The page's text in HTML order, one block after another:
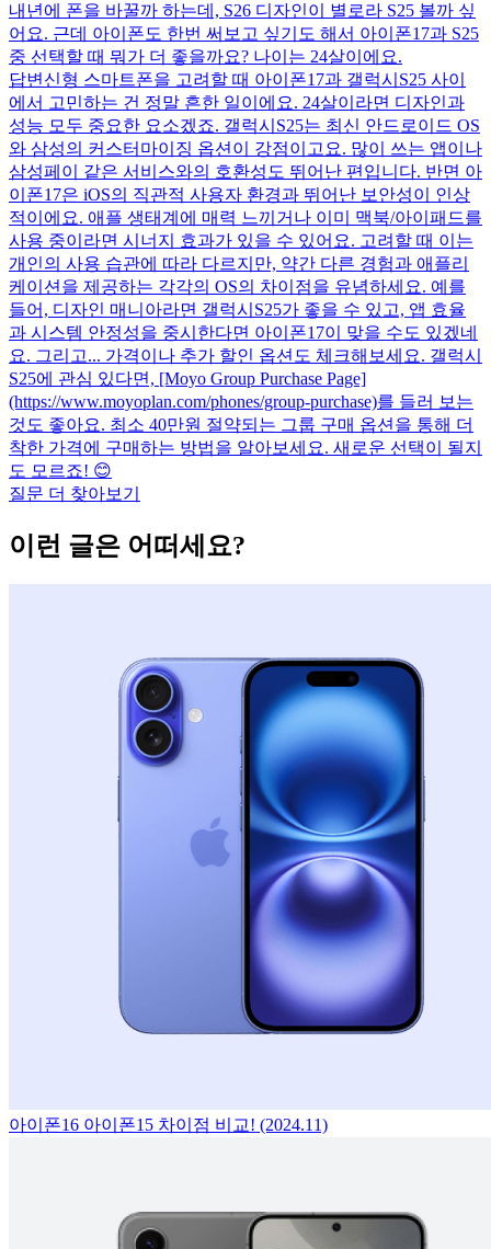
내년에 폰을 바꿀까 하는데, S26 디자인이 별로라 S25 볼까 싶
어요. 근데 아이폰도 한번 써보고 싶기도 해서 아이폰17과 S25
중 선택할 때 뭐가 더 좋을까요? 나이는 24살이에요.
답변 신형 스마트폰을 고려할 때 아이폰17과 갤럭시S25 사이
에서 고민하는 건 정말 흔한 일이에요. 24살이라면 디자인과
성능 모두 중요한 요소겠죠. 갤럭시S25는 최신 안드로이드 OS
와 삼성의 커스터마이징 옵션이 강점이고요. 많이 쓰는 앱이나
삼성페이 같은 서비스와의 호환성도 뛰어난 편입니다. 반면 아
이폰17은 iOS의 직관적 사용자 환경과 뛰어난 보안성이 인상
적이에요. 애플 생태계에 매력 느끼거나 이미 맥북/아이패드를
사용 중이라면 시너지 효과가 있을 수 있어요. 고려할 때 이는
개인의 사용 습관에 따라 다르지만, 약간 다른 경험과 애플리
케이션을 제공하는 각각의 OS의 차이점을 유념하세요. 예를
들어, 디자인 매니아라면 갤럭시S25가 좋을 수 있고, 앱 효율
과 시스템 안정성을 중시한다면 아이폰17이 맞을 수도 있겠네
요. 그리고... 가격이나 추가 할인 옵션도 체크해보세요. 갤럭시
S25에 관심 있다면, [Moyo Group Purchase Page]
(https://www.moyoplan.com/phones/group-purchase)를 들러 보는
것도 좋아요. 최소 40만원 절약되는 그룹 구매 옵션을 통해 더
착한 가격에 구매하는 방법을 알아보세요. 새로운 선택이 될지
도 모르죠! 😊
질문 더 찾아보기
이런 글은 어떠세요?
아이폰16 아이폰15 차이점 비교! (2024.11)